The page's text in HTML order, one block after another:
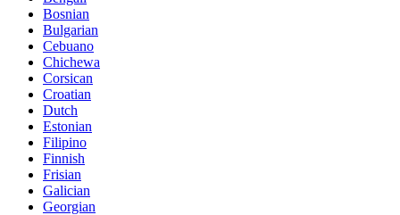
Bosnian
Bulgarian
Cebuano
Chichewa
Corsican
Croatian
Dutch
Estonian
Filipino
Finnish
Frisian
Galician
Georgian